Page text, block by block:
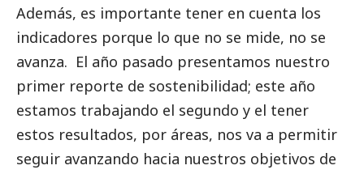
Además, es importante tener en cuenta los
indicadores porque lo que no se mide, no se
avanza. El año pasado presentamos nuestro
primer reporte de sostenibilidad; este año
estamos trabajando el segundo y el tener
estos resultados, por áreas, nos va a permitir
seguir avanzando hacia nuestros objetivos de